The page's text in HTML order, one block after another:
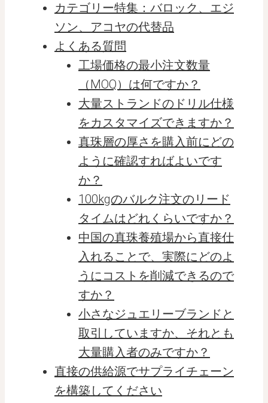
カテゴリー特集：バロック、エジ
ソン、アコヤの代替品
よくある質問
工場価格の最小注文数量
（MOQ）は何ですか？
大量ストランドのドリル仕様
をカスタマイズできますか？
真珠層の厚さを購入前にどの
ように確認すればよいです
か？
100kgのバルク注文のリード
タイムはどれくらいですか？
中国の真珠養殖場から直接仕
入れることで、実際にどのよ
うにコストを削減できるので
すか？
小さなジュエリーブランドと
取引していますか、それとも
大量購入者のみですか？
直接の供給源でサプライチェーン
を構築してください